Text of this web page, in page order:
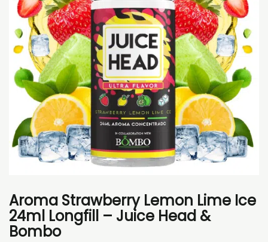
Aroma Strawberry Lemon Lime Ice
24ml Longfill – Juice Head &
Bombo